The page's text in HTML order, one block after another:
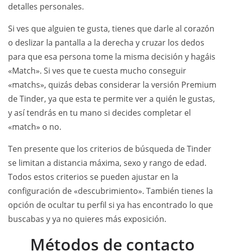
detalles personales.
Si ves que alguien te gusta, tienes que darle al corazón
o deslizar la pantalla a la derecha y cruzar los dedos
para que esa persona tome la misma decisión y hagáis
«Match». Si ves que te cuesta mucho conseguir
«matchs», quizás debas considerar la versión Premium
de Tinder, ya que esta te permite ver a quién le gustas,
y así tendrás en tu mano si decides completar el
«match» o no.
Ten presente que los criterios de búsqueda de Tinder
se limitan a distancia máxima, sexo y rango de edad.
Todos estos criterios se pueden ajustar en la
configuración de «descubrimiento». También tienes la
opción de ocultar tu perfil si ya has encontrado lo que
buscabas y ya no quieres más exposición.
Métodos de contacto